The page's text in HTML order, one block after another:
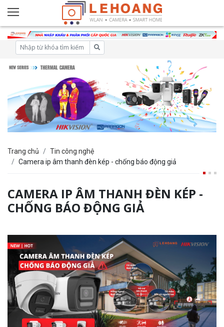
Camera ip âm thanh đèn kép - chống báo động giả
CAMERA IP ÂM THANH ĐÈN KÉP -
CHỐNG BÁO ĐỘNG GIẢ